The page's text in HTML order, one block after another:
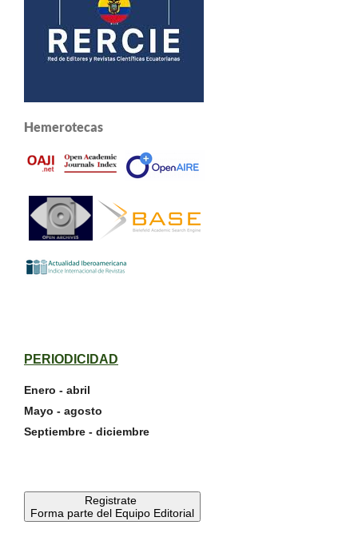
Hemerotecas
PERIODICIDAD
Enero - abril
Mayo - agosto
Septiembre - diciembre
Registrate
Forma parte del Equipo Editorial